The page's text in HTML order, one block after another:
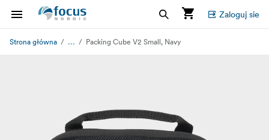
Zaloguj sie
Strona główna ... Packing Cube V2 Small, Navy